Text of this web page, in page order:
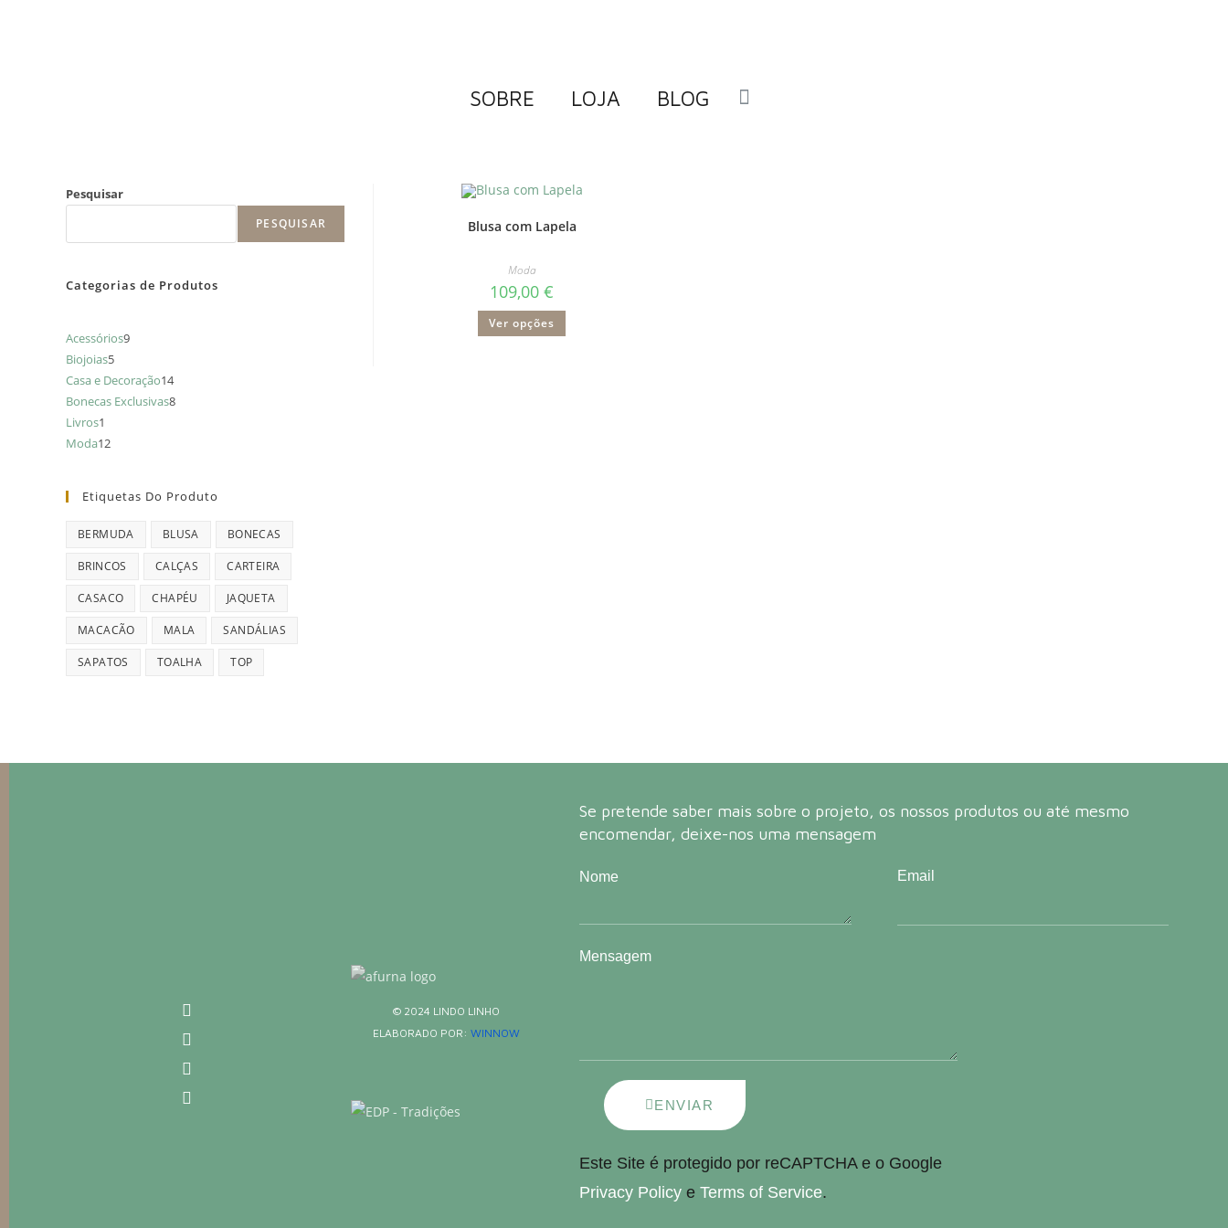
SOBRE LOJA BLOG
Blusa com Lapela
Moda
109,00€
Ver opções
Pesquisar
PESQUISAR
Categorias de Produtos
Acessórios9
Biojoias5
Casa e Decoração14
Bonecas Exclusivas8
Livros1
Moda12
Etiquetas Do Produto
BERMUDA BLUSA BONECAS
BRINCOS CALÇAS CARTEIRA
CASACO CHAPÉU JAQUETA
MACACÃO MALA SANDÁLIAS
SAPATOS TOALHA TOP
© 2024 LINDO LINHO
ELABORADO POR:WINNOW
Se pretende saber mais sobre o projeto, os nossos produtos ou até mesmo
encomendar, deixe-nos uma mensagem
Nome Email
Mensagem
ENVIAR
Este Site é protegido por reCAPTCHA e o Google
Privacy Policy e Terms of Service.